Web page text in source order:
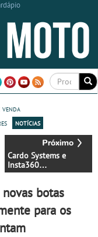
notícias
Cardo Systems e
Insta360
Revolucionam a
Motociclistas
botas
para os